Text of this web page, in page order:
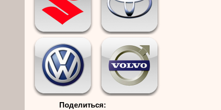
Поделиться: